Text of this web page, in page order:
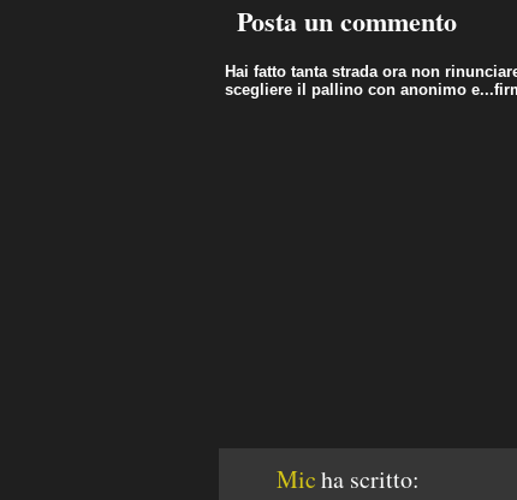
Posta un commento
Hai fatto tanta strada ora non
scegliere il pallino con anonimo
Micha scritto: